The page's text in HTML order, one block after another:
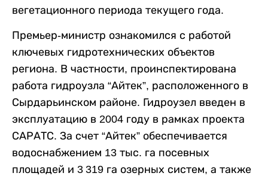
вегетационного периода текущего года.
Премьер-министр ознакомился с работой
ключевых гидротехнических объектов
региона. В частности, проинспектирована
работа гидроузла “Айтек”, расположенного в
Сырдарьинском районе. Гидроузел введен в
эксплуатацию в 2004 году в рамках проекта
САРАТС. За счет “Айтек” обеспечивается
водоснабжением 13 тыс. га посевных
площадей и 3 319 га озерных систем, а также